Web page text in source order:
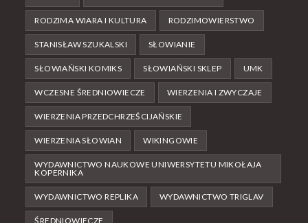
RODZIMA WIARA I KULTURA RODZIMOWIERSTWO
STANISŁAW SZUKALSKI SŁOWIANIE
SŁOWIAŃSKI KOMIKS SŁOWIAŃSKI SKLEP UMK
WCZESNE ŚREDNIOWIECZE WIERZENIA I ZWYCZAJE
WIERZENIA PRZEDCHRZEŚCIJAŃSKIE
WIERZENIA SŁOWIAN WIKINGOWIE
WYDAWNICTWO NAUKOWE UNIWERSYTETU MIKOŁAJA
KOPERNIKA
WYDAWNICTWO REPLIKA WYDAWNICTWO TRIGLAV
ŚREDNIOWIECZE